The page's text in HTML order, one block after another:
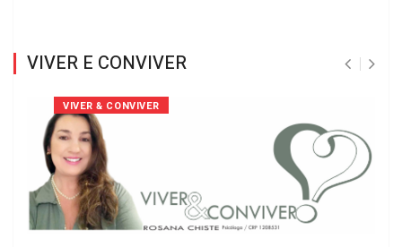
VIVER E CONVIVER
VIVER & CONVIVER